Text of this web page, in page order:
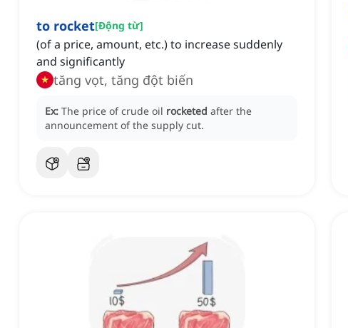
to rocket[Động từ]
(of a price, amount, etc.) to increase suddenly
and significantly
tăng vọt, tăng đột biến
Ex: The price of crude oil rocketed after the
announcement of the supply cut.